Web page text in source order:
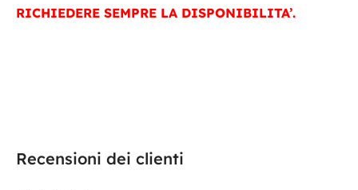
RICHIEDERE SEMPRE LA DISPONIBILITA’.
Recensioni dei clienti